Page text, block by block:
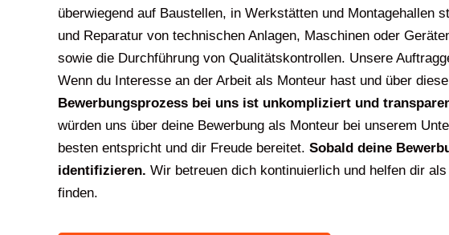
überwiegend auf Baustellen, in Werkstätten und
und Reparatur von technischen Anlagen, Maschinen oder
sowie die Durchführung von Qualitätskontrollen. Unsere
Wenn du Interesse an der Arbeit als Monteur hast und über
Bewerbungsprozess bei uns ist unkompliziert und
würden uns über deine Bewerbung als Monteur bei unserem
besten entspricht und dir Freude bereitet. Sobald deine
identifizieren. Wir betreuen dich kontinuierlich und helfen dir
finden.